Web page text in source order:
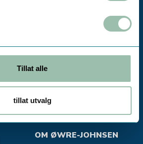
Tillat alle
tillat utvalg
Salgskontor instrumentering
STAVANGER
Finn oss >
Salg og service - Vannkvalitet
OM ØWRE-JOHNSEN